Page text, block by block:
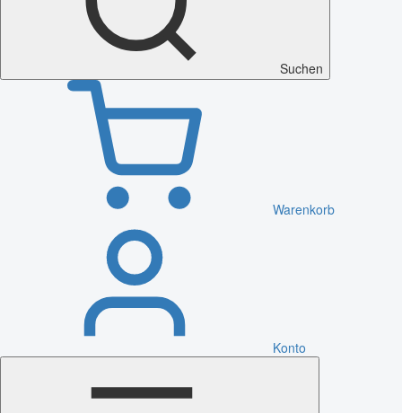
Suchen
Warenkorb
Konto